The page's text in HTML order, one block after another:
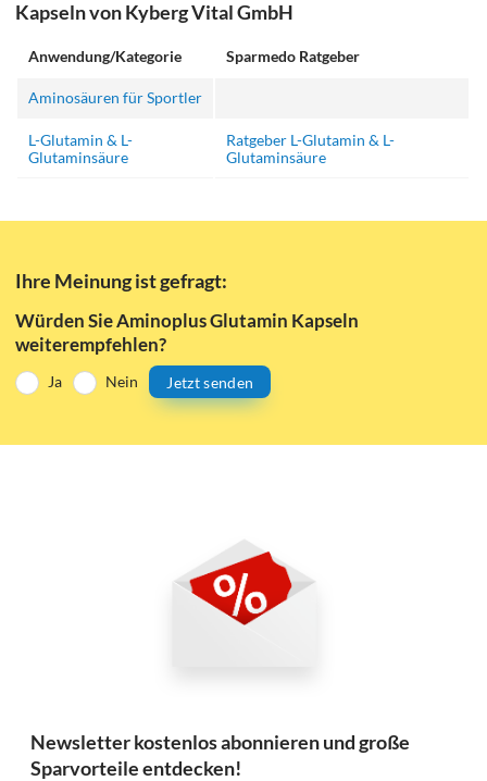
Kapseln von Kyberg Vital GmbH
Anwendung/Kategorie Sparmedo Ratgeber
Aminosäuren für Sportler
L-Glutamin & L-
Glutaminsäure
Ratgeber L-Glutamin & L-
Glutaminsäure
Ihre Meinung ist gefragt:
Würden Sie Aminoplus Glutamin Kapseln
weiterempfehlen?
Ja Nein Jetzt senden
Newsletter kostenlos abonnieren und große
Sparvorteile entdecken!